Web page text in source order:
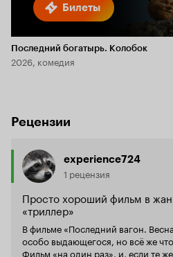
Билеты
Последний богатырь. Колобок
2026, комедия
Рецензии
experience724
1 рецензия
Просто хороший фильм в
«триллер»
В фильме «Последний вагон.
особо выдающегося, но всё же
Фильм «на один раз», и, если те